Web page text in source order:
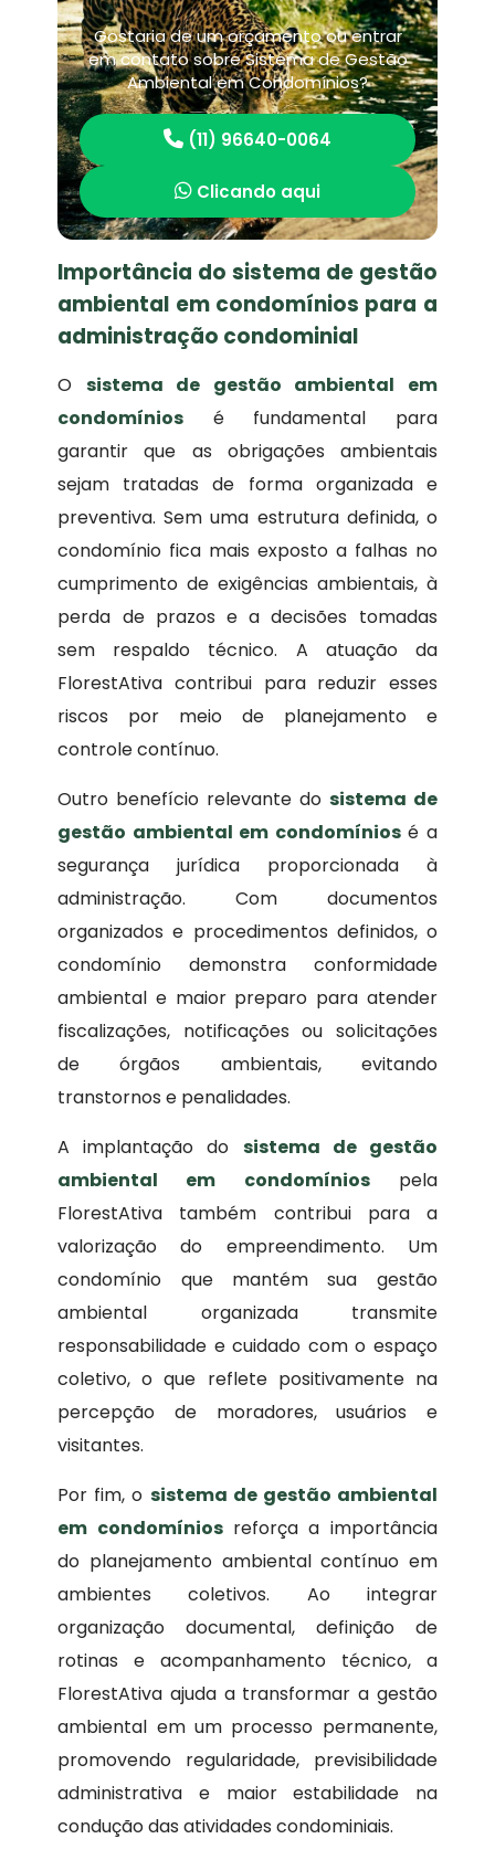
Gostaria de um orçamento ou entrar
em contato sobre Sistema de Gestão
Ambiental em Condomínios?
(11) 96640-0064
Clicando aqui
Importância do sistema de gestão
ambiental em condomínios para a
administração condominial
O sistema de gestão ambiental em
condomínios é fundamental para
garantir que as obrigações ambientais
sejam tratadas de forma organizada e
preventiva. Sem uma estrutura definida, o
condomínio fica mais exposto a falhas no
cumprimento de exigências ambientais, à
perda de prazos e a decisões tomadas
sem respaldo técnico. A atuação da
FlorestAtiva contribui para reduzir esses
riscos por meio de planejamento e
controle contínuo.
Outro benefício relevante do sistema de
gestão ambiental em condomíniosé a
segurança jurídica proporcionada à
administração. Com documentos
organizados e procedimentos definidos, o
condomínio demonstra conformidade
ambiental e maior preparo para atender
fiscalizações, notificações ou solicitações
de órgãos ambientais, evitando
transtornos e penalidades.
A implantação do sistema de gestão
ambiental em condomíniospela
FlorestAtiva também contribui para a
valorização do empreendimento. Um
condomínio que mantém sua gestão
ambiental organizada transmite
responsabilidade e cuidado com o espaço
coletivo, o que reflete positivamente na
percepção de moradores, usuários e
visitantes.
Por fim, o sistema de gestão ambiental
em condomíniosreforça a importância
do planejamento ambiental contínuo em
ambientes coletivos. Ao integrar
organização documental, definição de
rotinas e acompanhamento técnico, a
FlorestAtiva ajuda a transformar a gestão
ambiental em um processo permanente,
promovendo regularidade, previsibilidade
administrativa e maior estabilidade na
condução das atividades condominiais.